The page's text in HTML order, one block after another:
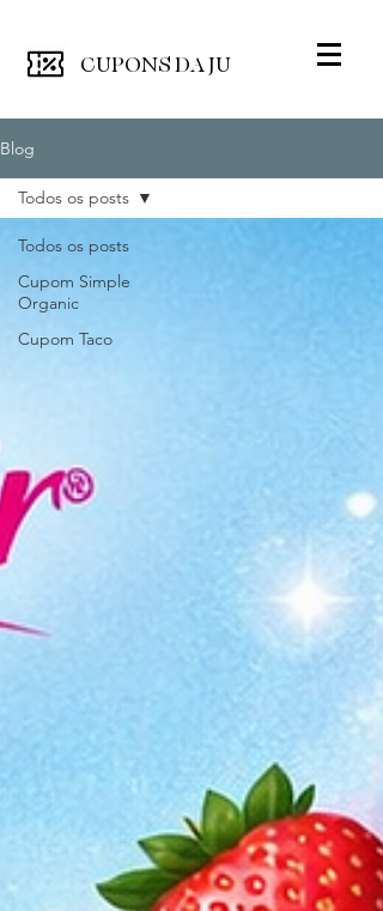
CUPONS DA JU
Blog
Todos os posts
Cupom Simple
Organic
Cupom Taco
Todos os posts